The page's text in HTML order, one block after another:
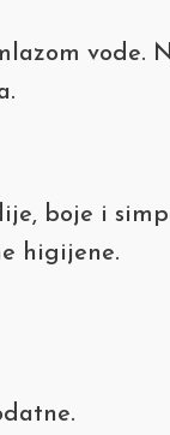
boje i
higijene.